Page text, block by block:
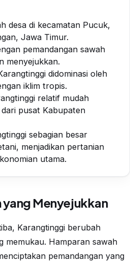
desa di kecamatan Pucuk,
Jawa Timur.
pemandangan sawah
menyejukkan.
didominasi oleh
iklim tropis.
relatif mudah
pusat Kabupaten
sebagian besar
menjadikan pertanian
utama.
yang Menyejukkan
Karangtinggi berubah
memukau. Hamparan sawah
pemandangan yang